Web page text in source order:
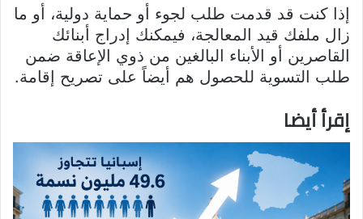
إذا كنت قد قدمت طلب لجوء أو حماية دولية، أو ما
زال ملفك قيد المعالجة، فيمكنك إدراج أبنائك
القاصرين أو الأبناء البالغين من ذوي الإعاقة ضمن
طلب التسوية للحصول هم أيضاً على تصريح إقامة.
إقرأ أيضا